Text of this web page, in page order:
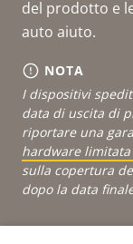
del prodotto e
auto aiuto.
NOTA
I dispositivi
data di uscita di
riportare una
hardware
sulla copertura
dopo la data